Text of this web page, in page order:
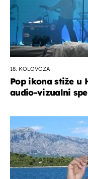
18. KOLOVOZA
Pop ikona stiže u
audio-vizualni